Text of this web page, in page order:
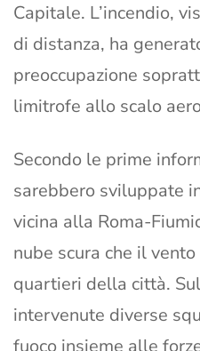
Capitale. L’incendio,
di distanza, ha
preoccupazione
limitrofe allo scalo
Secondo le prime
sarebbero sviluppate
vicina alla Roma-
nube scura che il
quartieri della città.
intervenute diverse